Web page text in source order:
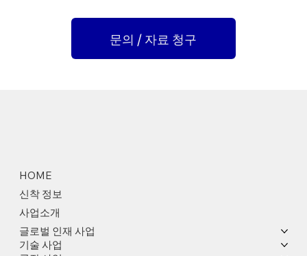
문의 / 자료 청구
HOME
신착 정보
사업소개
글로벌 인재 사업
기술 사업